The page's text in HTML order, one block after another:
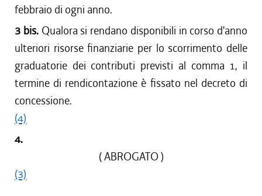
febbraio di ogni anno.
3 bis. Qualora si rendano disponibili in corso d'anno
ulteriori risorse finanziarie per lo scorrimento delle
graduatorie dei contributi previsti al comma 1, il
termine di rendicontazione è fissato nel decreto di
concessione.
(4)
4.
( ABROGATO )
(3)